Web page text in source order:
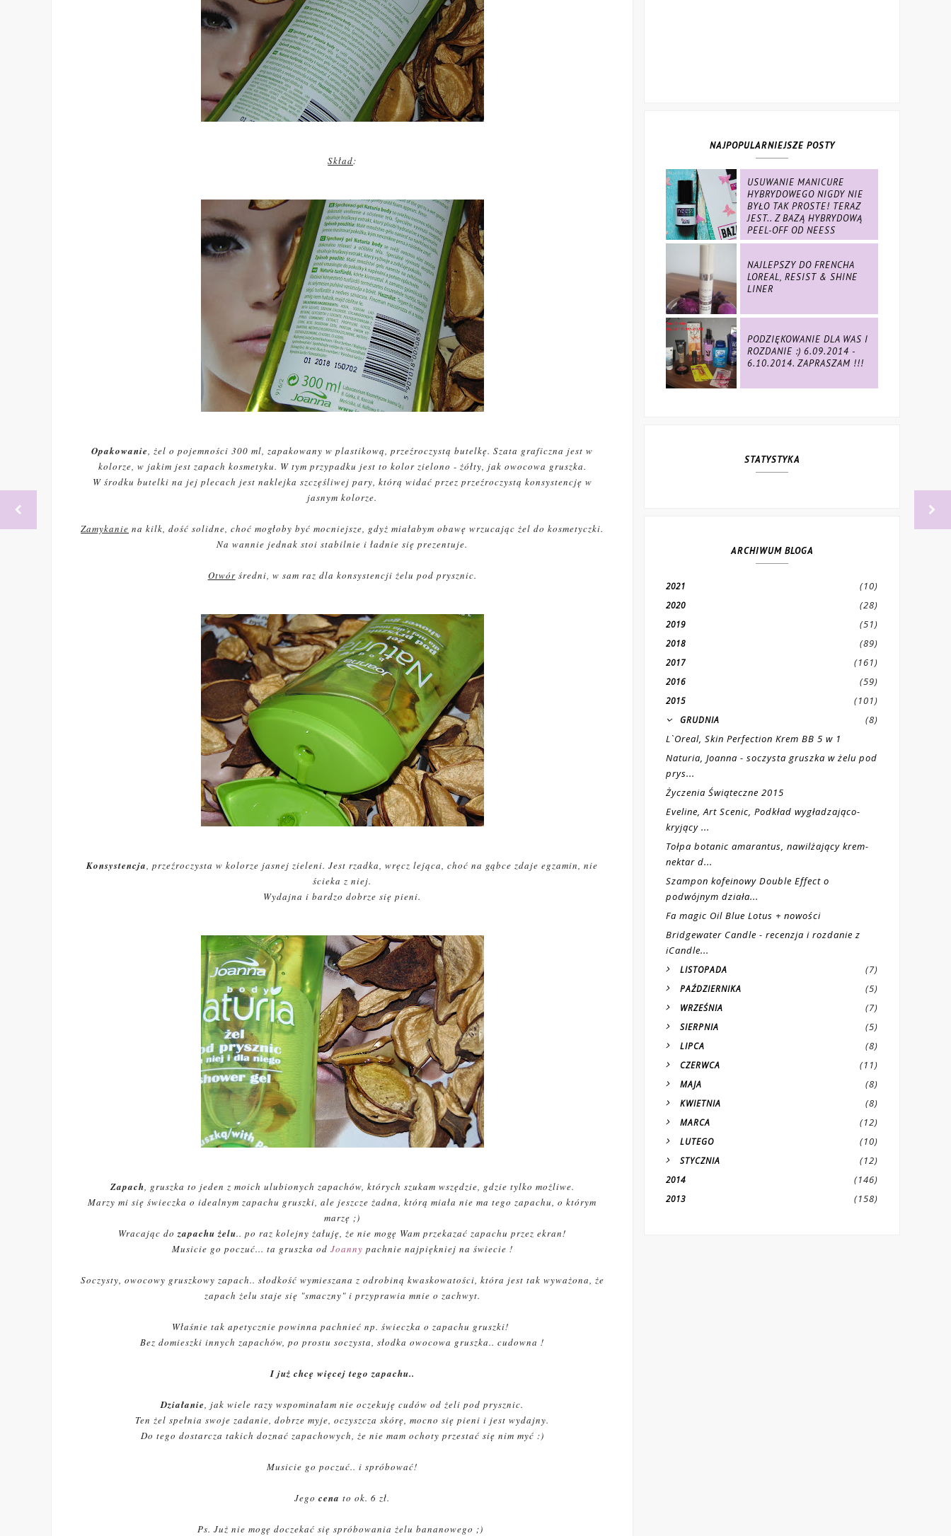
Skład:
Opakowanie, żel o pojemności 300 ml, zapakowany w plastikową, przeźroczystą butelkę. Szata graficzna jest w
kolorze, w jakim jest zapach kosmetyku. W tym przypadku jest to kolor zielono - żółty, jak owocowa gruszka.
W środku butelki na jej plecach jest naklejka szczęśliwej pary, którą widać przez przeźroczystą konsystencję w
jasnym kolorze.
Zamykanie na kilk, dość solidne, choć mogłoby być mocniejsze, gdyż miałabym obawę wrzucając żel do kosmetyczki.
Na wannie jednak stoi stabilnie i ładnie się prezentuje.
Otwórśredni, w sam raz dla konsystencji żelu pod prysznic.
Konsystencja, przeźroczysta w kolorze jasnej zieleni. Jest rzadka, wręcz lejąca, choć na gąbce zdaje egzamin, nie
ścieka z niej.
Wydajna i bardzo dobrze się pieni.
Zapach, gruszka to jeden z moich ulubionych zapachów, których szukam wszędzie, gdzie tylko możliwe.
Marzy mi się świeczka o idealnym zapachu gruszki, ale jeszcze żadna, którą miała nie ma tego zapachu, o którym
marzę ;)
Wracając dozapachu żelu.. po raz kolejny żałuję, że nie mogę Wam przekazać zapachu przez ekran!
Musicie go poczuć... ta gruszka od Joanny pachnie najpiękniej na świecie !
Soczysty, owocowy gruszkowy zapach.. słodkość wymieszana z odrobiną kwaskowatości, która jest tak wyważona, że
zapach żelu staje się "smaczny" i przyprawia mnie o zachwyt.
Właśnie tak apetycznie powinna pachnieć np. świeczka o zapachu gruszki!
Bez domieszki innych zapachów, po prostu soczysta, słodka owocowa gruszka.. cudowna !
I już chcę więcej tego zapachu..
Działanie, jak wiele razy wspominałam nie oczekuję cudów od żeli pod prysznic.
Ten żel spełnia swoje zadanie, dobrze myje, oczyszcza skórę, mocno się pieni i jest wydajny.
Do tego dostarcza takich doznać zapachowych, że nie mam ochoty przestać się nim myć :)
Musicie go poczuć.. i spróbować!
Jegocena to ok. 6 zł.
Ps. Już nie mogę doczekać się spróbowania żelu bananowego ;)
NAJPOPULARNIEJSZE POSTY
USUWANIE MANICURE
HYBRYDOWEGO NIGDY NIE
BYŁO TAK PROSTE! TERAZ
JEST.. Z BAZĄ HYBRYDOWĄ
PEEL-OFF OD NEESS
NAJLEPSZY DO FRENCHA
LOREAL, RESIST & SHINE
LINER
PODZIĘKOWANIE DLA WAS I
ROZDANIE :) 6.09.2014 -
6.10.2014. ZAPRASZAM !!!
STATYSTYKA
ARCHIWUM BLOGA
2021 (10)
2020 (28)
2019 (51)
2018 (89)
2017 (161)
2016 (59)
2015 (101)
GRUDNIA
(8)
L`Oreal, Skin Perfection Krem BB 5 w 1
Naturia, Joanna - soczysta gruszka w żelu pod
prys...
Życzenia Świąteczne 2015
Eveline, Art Scenic, Podkład wygładzająco-
kryjący ...
Tołpa botanic amarantus, nawilżający krem-
nektar d...
Szampon kofeinowy Double Effect o
podwójnym działa...
Fa magic Oil Blue Lotus + nowości
Bridgewater Candle - recenzja i rozdanie z
iCandle...
LISTOPADA (7)
PAŹDZIERNIKA (5)
WRZEŚNIA (7)
SIERPNIA (5)
LIPCA (8)
CZERWCA (11)
MAJA (8)
KWIETNIA (8)
MARCA (12)
LUTEGO (10)
STYCZNIA (12)
2014 (146)
2013 (158)